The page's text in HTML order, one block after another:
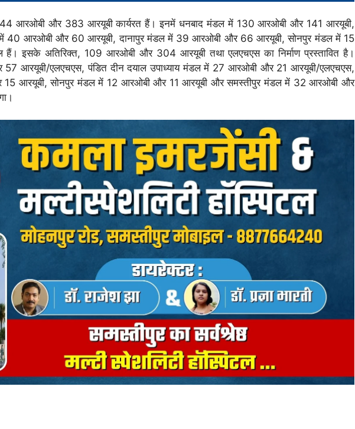
244 आरओबी और 383 आरयूबी कार्यरत हैं। इनमें धनबाद मंडल में 130 आरओबी और 141 आरयूबी,
में 40 आरओबी और 60 आरयूबी, दानापुर मंडल में 39 आरओबी और 66 आरयूबी, सोनपुर मंडल में 15
इसके अतिरिक्त, 109 आरओबी और 304 आरयूबी तथा एलएचएस का निर्माण प्रस्तावित है।
आरयूबी/एलएचएस, पंडित दीन दयाल उपाध्याय मंडल में 27 आरओबी और 21 आरयूबी/एलएचएस,
15 आरयूबी, सोनपुर मंडल में 12 आरओबी और 11 आरयूबी और समस्तीपुर मंडल में 32 आरओबी और